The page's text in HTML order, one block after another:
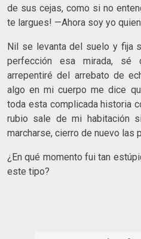
de sus cejas, como si no
te largues! —Ahora soy yo
Nil se levanta del suelo y fija
perfección esa mirada, sé
arrepentiré del arrebato de
algo en mi cuerpo me dice
toda esta complicada historia
rubio sale de mi habitación
marcharse, cierro de nuevo las
¿En qué momento fui tan
este tipo?